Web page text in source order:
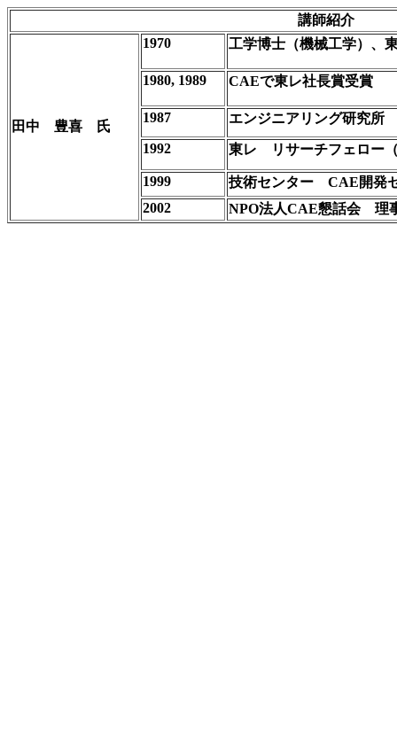
講師紹介
田中 豊喜 氏
1970 工学博士（機械工学）、
1980, 1989 CAEで東レ社長賞受賞
1987
エンジニアリング研究
1992
東レ リサーチフェロー
1999
技術センター CAE開発
2002
NPO法人CAE懇話会 理